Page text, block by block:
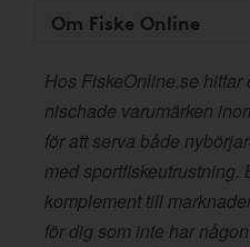
Om Fiske Online
Hos FiskeOnline.se hittar
nischade varumärken
för att serva både
med sportfiskeutrustning.
komplement till
för dig som inte har